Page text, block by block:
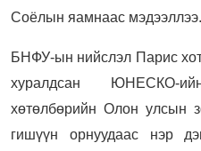
Соёлын яамнаас мэдээллээ.
БНФУ-ын нийслэл Парис
хуралдсан ЮНЕСКО-
хөтөлбөрийн Олон улсын
гишүүн орнуудаас нэр